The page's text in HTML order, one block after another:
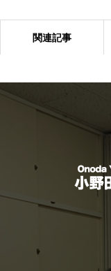
多くの来場者でに
関連記事